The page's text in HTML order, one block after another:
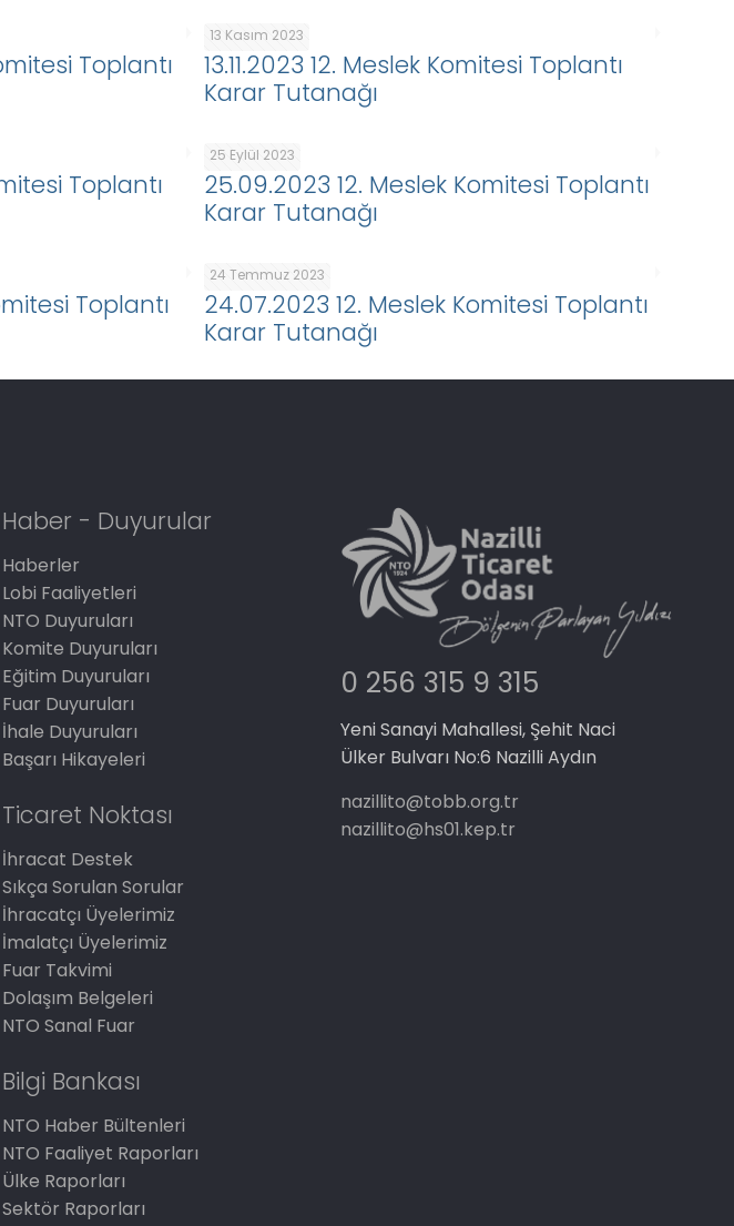
Toplantı
13 Kasım 2023
13.11.2023 12. Meslek Komitesi Toplantı
Karar Tutanağı
Toplantı
25 Eylül 2023
25.09.2023 12. Meslek Komitesi Toplantı
Karar Tutanağı
Toplantı
24 Temmuz 2023
24.07.2023 12. Meslek Komitesi Toplantı
Karar Tutanağı
Haber - Duyurular
Haberler
Lobi Faaliyetleri
NTO Duyuruları
Komite Duyuruları
Eğitim Duyuruları
Fuar Duyuruları
İhale Duyuruları
Başarı Hikayeleri
Ticaret Noktası
İhracat Destek
Sıkça Sorulan Sorular
İhracatçı Üyelerimiz
İmalatçı Üyelerimiz
Fuar Takvimi
Dolaşım Belgeleri
NTO Sanal Fuar
Bilgi Bankası
NTO Haber Bültenleri
NTO Faaliyet Raporları
Ülke Raporları
Sektör Raporları
0 256 315 9 315
Yeni Sanayi Mahallesi, Şehit Naci
Ülker Bulvarı No:6 Nazilli Aydın
nazillito@tobb.org.tr
nazillito@hs01.kep.tr